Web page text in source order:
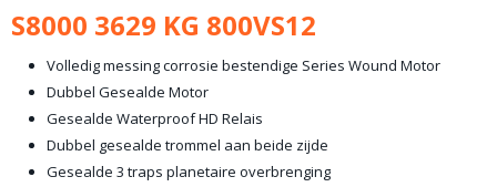
S8000 3629 KG 800VS12
Volledig messing corrosie bestendige Series Wound Motor
Dubbel Gesealde Motor
Gesealde Waterproof HD Relais
Dubbel gesealde trommel aan beide zijde
Gesealde 3 traps planetaire overbrenging